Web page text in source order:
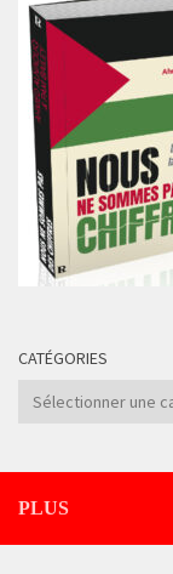
CATÉGORIES
Catégories
PLUS